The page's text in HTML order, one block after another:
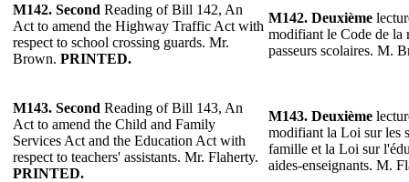
M142. Second Reading of Bill 142, An
Act to amend the Highway Traffic Act with
respect to school crossing guards. Mr.
Brown. PRINTED.
M142. Deuxième
modifiant le Code de la
passeurs scolaires. M.
M143. Second Reading of Bill 143, An
Act to amend the Child and Family
Services Act and the Education Act with
respect to teachers' assistants. Mr. Flaherty.
PRINTED.
M143. Deuxième
modifiant la Loi sur les
famille et la Loi sur
aides-enseignants. M.